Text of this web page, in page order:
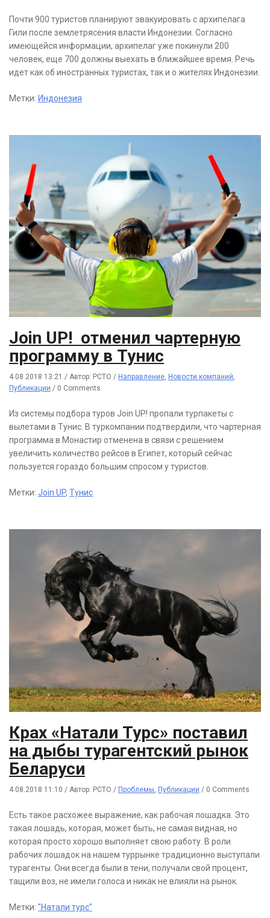
Почти 900 туристов планируют эвакуировать с архипелага
Гили после землетрясения власти Индонезии. Согласно
имеющейся информации, архипелаг уже покинули 200
человек, еще 700 должны выехать в ближайшее время. Речь
идет как об иностранных туристах, так и о жителях Индонезии.
Метки: Индонезия
Join UP! отменил чартерную
программу в Тунис
4.08.2018 13:21 / Автор: РСТО / Направление, Новости компаний,
Публикации / 0 Comments
Из системы подбора туров Join UP! пропали турпакеты с
вылетами в Тунис. В туркомпании подтвердили, что чартерная
программа в Монастир отменена в связи с решением
увеличить количество рейсов в Египет, который сейчас
пользуется гораздо большим спросом у туристов.
Метки: Join UP, Тунис
Крах «Натали Турс» поставил
на дыбы турагентский рынок
Беларуси
4.08.2018 11:10 / Автор: РСТО / Проблемы Публикации / 0 Comments
Есть такое расхожее выражение, как рабочая лошадка. Это
такая лошадь, которая, может быть, не самая видная, но
которая просто хорошо выполняет свою работу. В роли
рабочих лошадок на нашем туррынке традиционно выступали
турагенты. Они всегда были в тени, получали свой процент,
тащили воз, не имели голоса и никак не влияли на рынок.
Метки: "Натали турс"